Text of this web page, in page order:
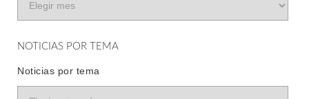
NOTICIAS POR TEMA
Noticias por tema